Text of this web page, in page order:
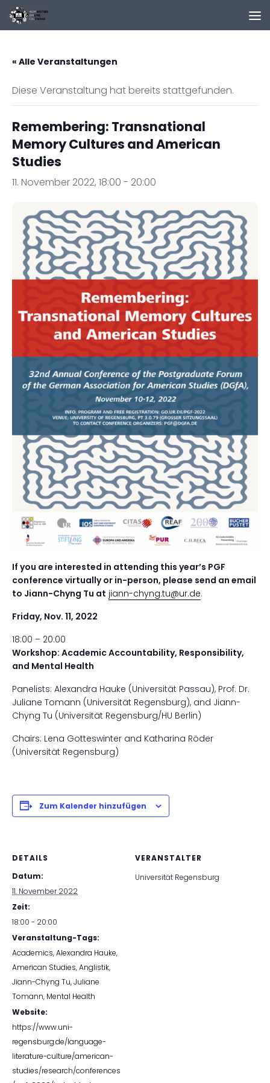
Zum Inhalt springen
« Alle Veranstaltungen
Diese Veranstaltung hat bereits stattgefunden.
Remembering: Transnational
Memory Cultures and American
Studies
11. November 2022, 18:00 - 20:00
If you are interested in attending this year’s PGF
conference virtually or in-person, please send an email
to Jiann-Chyng Tu at jiann-chyng.tu@ur.de.
Friday, Nov. 11, 2022
18:00 – 20:00
Workshop: Academic Accountability, Responsibility,
and Mental Health
Panelists: Alexandra Hauke (Universität Passau), Prof. Dr.
Juliane Tomann (Universität Regensburg), and Jiann-
Chyng Tu (Universität Regensburg/HU Berlin)
Chairs: Lena Gotteswinter and Katharina Röder
(Universität Regensburg)
Zum Kalender hinzufügen
DETAILS
Datum:
11. November 2022
Zeit:
18:00 - 20:00
Veranstaltung-Tags:
Academics,Alexandra Hauke,
American Studies,Anglistik,
Jiann-Chyng Tu,Juliane
Tomann, Mental Health
Website:
https://www.uni-
regensburg.de/language-
literature-culture/american-
studies/research/conferences
VERANSTALTER
Universität Regensburg